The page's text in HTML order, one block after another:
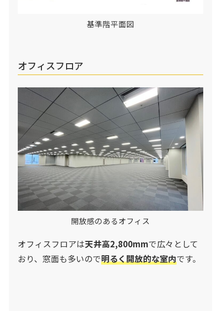
基準階平面図
オフィスフロア
開放感のあるオフィス
オフィスフロアは天井高2,800mmで広々として
おり、窓面も多いので明るく開放的な室内です。